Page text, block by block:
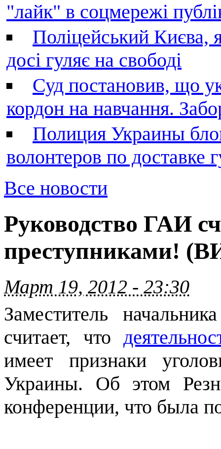
"лайк" в соцмережі
Поліцейський Києва,
досі гуляє на свободі
Суд постановив, що
кордон на навчання.
Полиция Украины
волонтеров по
Все новости
Руководство ГАИ
преступниками!
Март 19, 2012 - 23:30
Заместитель
считает, что
имеет признаки
Украины. Об этом
конференции, что была